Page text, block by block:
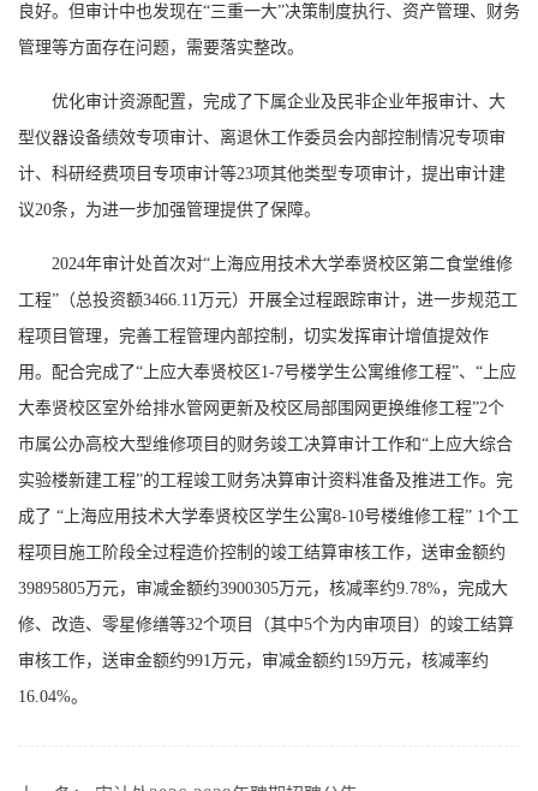
良好。但审计中也发现在“三重一大”决策制度执行、资产管理、财务
管理等方面存在问题，需要落实整改。
优化审计资源配置，完成了下属企业及民非企业年报审计、大
型仪器设备绩效专项审计、离退休工作委员会内部控制情况专项审
计、科研经费项目专项审计等23项其他类型专项审计，提出审计建
议20条，为进一步加强管理提供了保障。
2024年审计处首次对“上海应用技术大学奉贤校区第二食堂维修
工程”（总投资额3466.11万元）开展全过程跟踪审计，进一步规范工
程项目管理，完善工程管理内部控制，切实发挥审计增值提效作
用。配合完成了“上应大奉贤校区1-7号楼学生公寓维修工程”、“上应
大奉贤校区室外给排水管网更新及校区局部围网更换维修工程”2个
市属公办高校大型维修项目的财务竣工决算审计工作和“上应大综合
实验楼新建工程”的工程竣工财务决算审计资料准备及推进工作。完
成了 “上海应用技术大学奉贤校区学生公寓8-10号楼维修工程” 1个工
程项目施工阶段全过程造价控制的竣工结算审核工作，送审金额约
39895805万元，审减金额约3900305万元，核减率约9.78%，完成大
修、改造、零星修缮等32个项目（其中5个为内审项目）的竣工结算
审核工作，送审金额约991万元，审减金额约159万元，核减率约
16.04%。